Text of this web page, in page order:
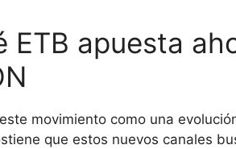
ETB apuesta
movimiento como una
que estos nuevos canales